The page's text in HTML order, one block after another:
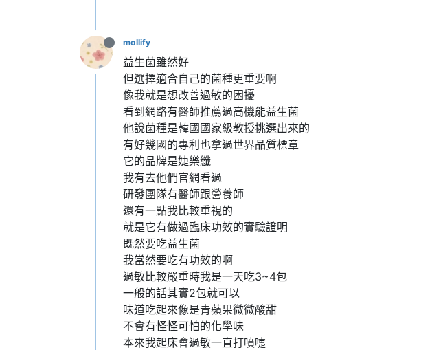
mollify
益生菌雖然好
但選擇適合自己的菌種更重要啊
像我就是想改善過敏的困擾
看到網路有醫師推薦過高機能益生菌
他說菌種是韓國國家級教授挑選出來的
有好幾國的專利也拿過世界品質標章
它的品牌是婕樂纖
我有去他們官網看過
研發團隊有醫師跟營養師
還有一點我比較重視的
就是它有做過臨床功效的實驗證明
既然要吃益生菌
我當然要吃有功效的啊
過敏比較嚴重時我是一天吃3~4包
一般的話其實2包就可以
味道吃起來像是青蘋果微微酸甜
不會有怪怪可怕的化學味
本來我起床會過敏一直打噴嚏